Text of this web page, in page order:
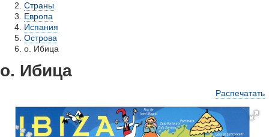
Страны
Европа
Испания
Острова
о. Ибица
о. Ибица
Распечатать